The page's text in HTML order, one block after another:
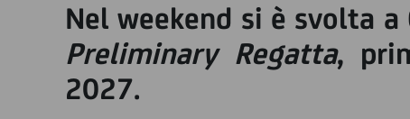
Nel weekend si è svolta
Preliminary Regatta,
2027.